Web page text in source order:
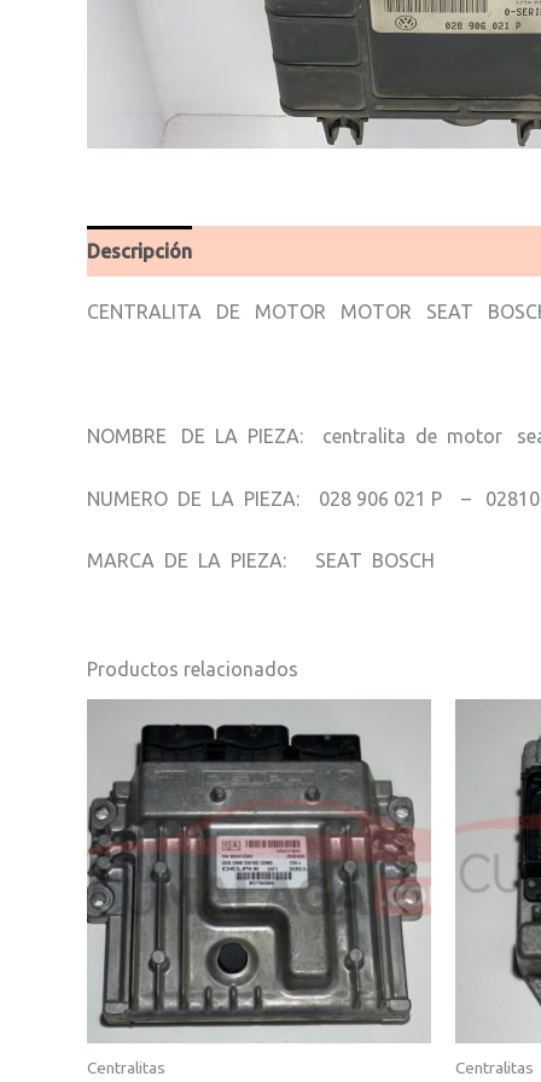
Descripción
CENTRALITA DE MOTOR MOTOR SEAT
NOMBRE DE LA PIEZA: centralita de motor
NUMERO DE LA PIEZA: 028 906 021 P –
MARCA DE LA PIEZA: SEAT BOSCH
Productos relacionados
Centralitas Centralitas